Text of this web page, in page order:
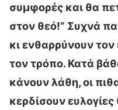
συμφορές και θα
στον θεό!” Συχνά
κι ενθαρρύνουν τον
τον τρόπο. Κατά
κάνουν λάθη, οι
κερδίσουν